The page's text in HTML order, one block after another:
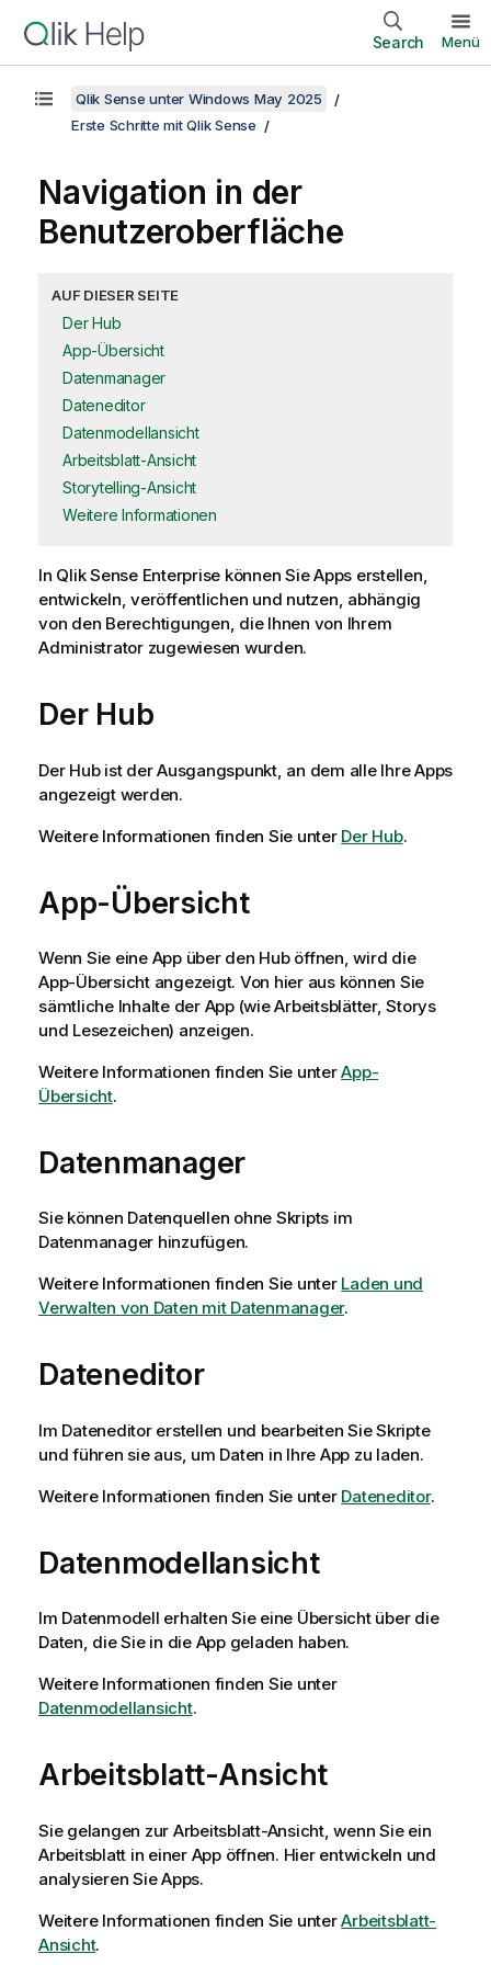
Search Menü
Qlik Sense unter Windows May 2025
Erste Schritte mit Qlik Sense
Navigation in der
Benutzeroberfläche
AUF DIESER SEITE
Der Hub
App-Übersicht
Datenmanager
Dateneditor
Datenmodellansicht
Arbeitsblatt-Ansicht
Storytelling-Ansicht
Weitere Informationen
In Qlik Sense Enterprise können Sie Apps erstellen,
entwickeln, veröffentlichen und nutzen, abhängig
von den Berechtigungen, die Ihnen von Ihrem
Administrator zugewiesen wurden.
Der Hub
Der Hub ist der Ausgangspunkt, an dem alle Ihre Apps
angezeigt werden.
Weitere Informationen finden Sie unter Der Hub.
App-Übersicht
Wenn Sie eine App über den Hub öffnen, wird die
App-Übersicht angezeigt. Von hier aus können Sie
sämtliche Inhalte der App (wie Arbeitsblätter, Storys
und Lesezeichen) anzeigen.
Weitere Informationen finden Sie unterApp-
Übersicht.
Datenmanager
Sie können Datenquellen ohne Skripts im
Datenmanager hinzufügen.
Weitere Informationen finden Sie unter Laden und
Verwalten von Daten mit Datenmanager.
Dateneditor
Im Dateneditor erstellen und bearbeiten Sie Skripte
und führen sie aus, um Daten in Ihre App zu laden.
Weitere Informationen finden Sie unter Dateneditor.
Datenmodellansicht
Im Datenmodell erhalten Sie eine Übersicht über die
Daten, die Sie in die App geladen haben.
Weitere Informationen finden Sie unter
Datenmodellansicht.
Arbeitsblatt-Ansicht
Sie gelangen zur Arbeitsblatt-Ansicht, wenn Sie ein
Arbeitsblatt in einer App öffnen. Hier entwickeln und
analysieren Sie Apps.
Weitere Informationen finden Sie unterArbeitsblatt-
Ansicht.